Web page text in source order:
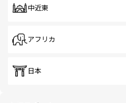
中近東
アフリカ
日本